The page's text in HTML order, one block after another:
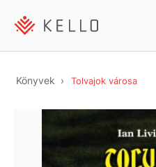
Könyvek Tolvajok városa